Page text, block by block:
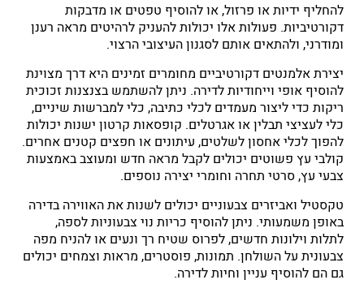
להחליף ידיות או פרזול, או להוסיף טפטים או מדבקות
דקורטיביות. פעולות אלו יכולות להעניק לרהיטים מראה רענן
ומודרני, ולהתאים אותם לסגנון העיצובי הרצוי.
יצירת אלמנטים דקורטיביים מחומרים זמינים היא דרך מצוינת
להוסיף אופי וייחודיות לדירה. ניתן להשתמש בצנצנות זכוכית
ריקות כדי ליצור מעמדים לכלי כתיבה, כלי למברשות שיניים,
כלי לעציצי תבלין או אגרטלים. קופסאות קרטון ישנות יכולות
להפוך לכלי אחסון לשלטים, עיתונים או חפצים קטנים אחרים.
קולבי עץ פשוטים יכולים לקבל מראה חדש ומעוצב באמצעות
צבעי עץ, סרטי תחרה וחומרי יצירה נוספים.
טקסטיל ואביזרים צבעוניים יכולים לשנות את האווירה בדירה
באופן משמעותי. ניתן להוסיף כריות נוי צבעוניות לספה,
לתלות וילונות חדשים, לפרוס שטיח רך ונעים או להניח מפה
צבעונית על השולחן. תמונות, פוסטרים, מראות וצמחים יכולים
גם הם להוסיף עניין וחיות לדירה.